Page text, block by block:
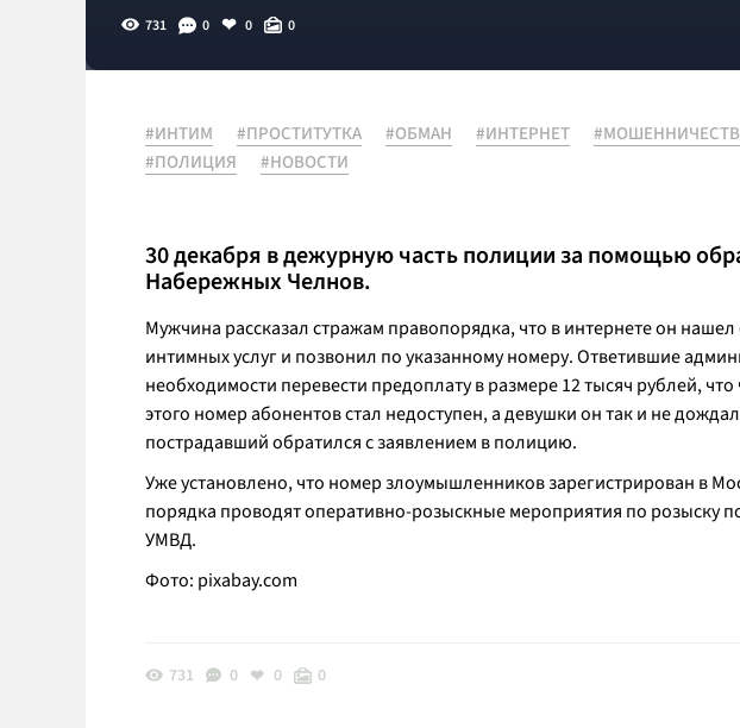
731 0 0 0
#ИНТИМ #ПРОСТИТУТКА #ОБМАН #ИНТЕРНЕТ
#ПОЛИЦИЯ
#НОВОСТИ
30 декабря в дежурную часть полиции за помощью
Набережных Челнов.
Мужчина рассказал стражам правопорядка, что в интернете он
интимных услуг и позвонил по указанному номеру. Ответившие
необходимости перевести предоплату в размере 12 тысяч рублей,
этого номер абонентов стал недоступен, а девушки он так и не
пострадавший обратился с заявлением в полицию.
Уже установлено, что номер злоумышленников зарегистрирован в
порядка проводят оперативно-розыскные мероприятия по розыску
УМВД.
Фото: pixabay.com
731 0 0 0